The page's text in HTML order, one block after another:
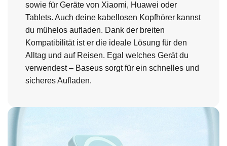
sowie für Geräte von Xiaomi, Huawei oder
Tablets. Auch deine kabellosen Kopfhörer kannst
du mühelos aufladen. Dank der breiten
Kompatibilität ist er die ideale Lösung für den
Alltag und auf Reisen. Egal welches Gerät du
verwendest – Baseus sorgt für ein schnelles und
sicheres Aufladen.